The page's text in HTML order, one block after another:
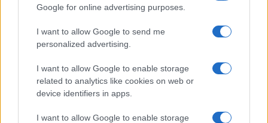
Google for online advertising purposes.
I want to allow Google to send me
personalized advertising.
I want to allow Google to enable storage
related to analytics like cookies on web or
device identifiers in apps.
I want to allow Google to enable storage